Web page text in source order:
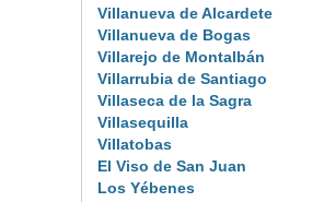
Villanueva de Alcardete
Villanueva de Bogas
Villarejo de Montalbán
Villarrubia de Santiago
Villaseca de la Sagra
Villasequilla
Villatobas
El Viso de San Juan
Los Yébenes